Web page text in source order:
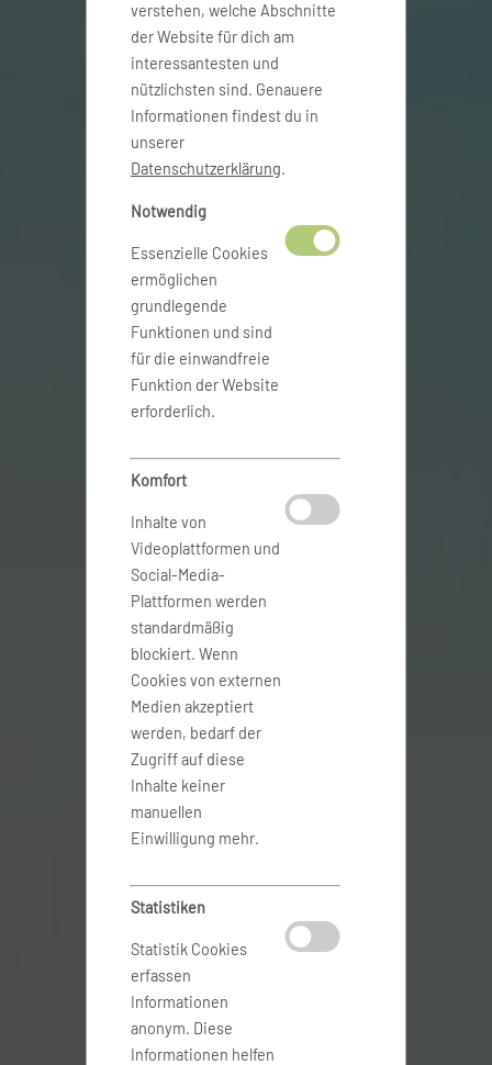
verstehen, welche Abschnitte
der Website für dich am
interessantesten und
nützlichsten sind. Genauere
Informationen findest du in
unserer
Datenschutzerklärung.
Notwendig
Essenzielle Cookies
ermöglichen
grundlegende
Funktionen und sind
für die einwandfreie
Funktion der Website
erforderlich.
Komfort
Inhalte von
Videoplattformen und
Social-Media-
Plattformen werden
standardmäßig
blockiert. Wenn
Cookies von externen
Medien akzeptiert
werden, bedarf der
Zugriff auf diese
Inhalte keiner
manuellen
Einwilligung mehr.
Statistiken
Statistik Cookies
erfassen
Informationen
anonym. Diese
Informationen helfen